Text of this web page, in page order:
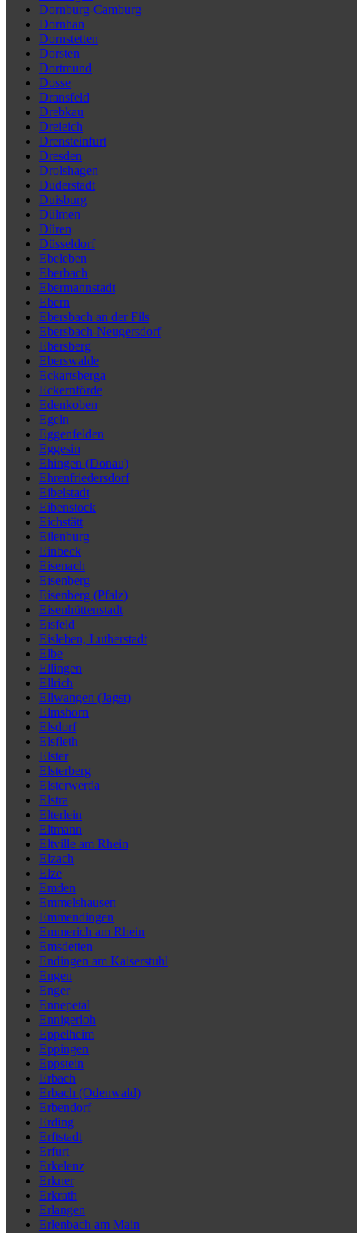
Dornburg-Camburg
Dornhan
Dornstetten
Dorsten
Dortmund
Dosse
Dransfeld
Drebkau
Dreieich
Drensteinfurt
Dresden
Drolshagen
Duderstadt
Duisburg
Dülmen
Düren
Düsseldorf
Ebeleben
Eberbach
Ebermannstadt
Ebern
Ebersbach an der Fils
Ebersbach-Neugersdorf
Ebersberg
Eberswalde
Eckartsberga
Eckernförde
Edenkoben
Egeln
Eggenfelden
Eggesin
Ehingen (Donau)
Ehrenfriedersdorf
Eibelstadt
Eibenstock
Eichstätt
Eilenburg
Einbeck
Eisenach
Eisenberg
Eisenberg (Pfalz)
Eisenhüttenstadt
Eisfeld
Eisleben, Lutherstadt
Elbe
Ellingen
Ellrich
Ellwangen (Jagst)
Elmshorn
Elsdorf
Elsfleth
Elster
Elsterberg
Elsterwerda
Elstra
Elterlein
Eltmann
Eltville am Rhein
Elzach
Elze
Emden
Emmelshausen
Emmendingen
Emmerich am Rhein
Emsdetten
Endingen am Kaiserstuhl
Engen
Enger
Ennepetal
Ennigerloh
Eppelheim
Eppingen
Eppstein
Erbach
Erbach (Odenwald)
Erbendorf
Erding
Erftstadt
Erfurt
Erkelenz
Erkner
Erkrath
Erlangen
Erlenbach am Main